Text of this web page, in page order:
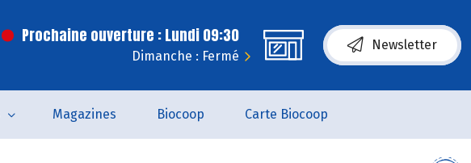
Prochaine ouverture : Lundi 09:30
Dimanche : Fermé
Newsletter
Magazines Biocoop Carte Biocoop